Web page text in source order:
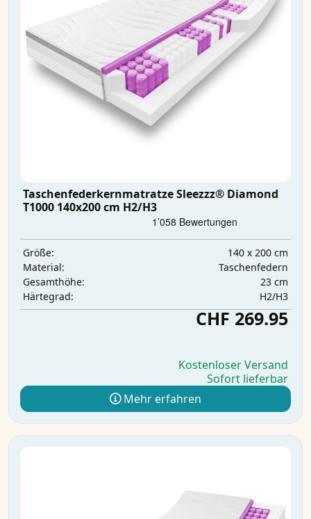
Taschenfederkernmatratze Sleezzz® Diamond
T1000 140x200 cm H2/H3
Größe:
140 x 200 cm
Material:
Taschenfedern
Gesamthöhe:
23 cm
Härtegrad:
H2/H3
CHF 269.95
Kostenloser Versand
Sofort lieferbar
Mehr erfahren